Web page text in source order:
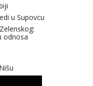
u Supovcu
odnosa